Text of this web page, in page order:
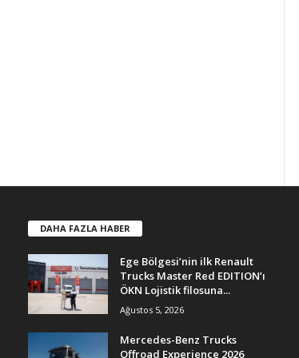
DAHA FAZLA HABER
Ege Bölgesi’nin ilk Renault
Trucks Master Red EDITION’ı
ÖKN Lojistik filosuna...
Ağustos 5, 2026
Mercedes-Benz Trucks
Offroad Experience 2026